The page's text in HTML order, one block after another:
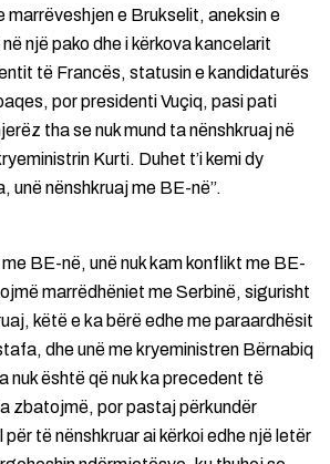
marrëveshjen e Brukselit, aneksin e
një pako dhe i kërkova kancelarit
të Francës, statusin e kandidaturës
por presidenti Vuçiq, pasi pati
tha se nuk mund ta nënshkruaj në
Kurti. Duhet t’i kemi dy
unë nënshkruaj me BE-në”.
BE-në, unë nuk kam konflikt me BE-
marrëdhëniet me Serbinë, sigurisht
këtë e ka bërë edhe me paraardhësit
dhe unë me kryeministren Bërnabiq
nuk është që nuk ka precedent të
zbatojmë, por pastaj përkundër
të nënshkruar ai kërkoi edhe një letër